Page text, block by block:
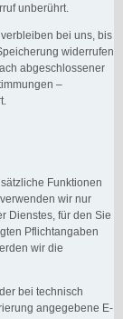
unberührt.
bei uns, bis
widerrufen
abgeschlossener
–
Funktionen
wir nur
Dienstes, für den Sie
Pflichtangaben
wir die
bei technisch
angegebene E-